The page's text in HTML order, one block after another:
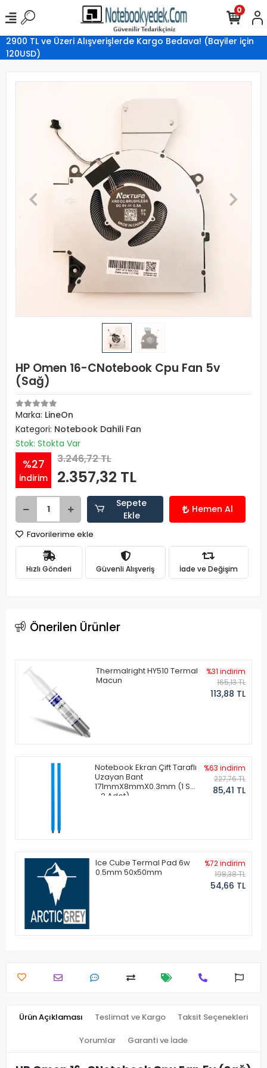
2900 TL ve Üzeri Alışverişlerde Kargo Bedava! (Bayiler için
120USD)
0
HP Omen 16-CNotebook Cpu Fan 5v
(Sağ)
Marka: LineOn
Kategori: Notebook Dahili Fan
Stok: Stokta Var
%27
indirim
3.246,72 TL
2.357,32 TL
Sepete
Ekle
Hemen Al
Favorilerime ekle
Hızlı Gönderi Güvenli Alışveriş İade ve Değişim
Önerilen Ürünler
Thermalright HY510 Termal
Macun
%31 indirim
165,13 TL
113,88 TL
Notebook Ekran Çift Taraflı
Uzayan Bant
171mmX8mmX0.3mm (1 Set
- 2 Adet)
%63 indirim
227,76 TL
85,41 TL
Ice Cube Termal Pad 6w
0.5mm 50x50mm
%72 indirim
198,38 TL
54,66 TL
Ürün Açıklaması Teslimat ve Kargo Taksit Seçenekleri
Yorumlar Garanti ve İade